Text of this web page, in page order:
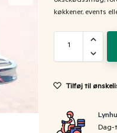
køkkener, events
Tilføj til
Dag-